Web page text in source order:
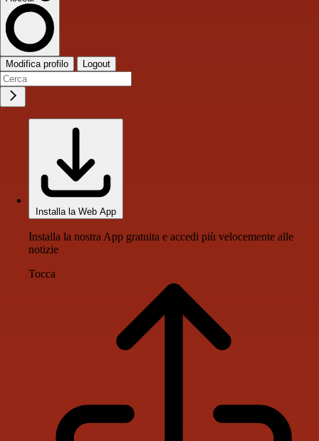
Modifica profilo Logout
Installa la Web App
Installa la nostra App gratuita e accedi più velocemente alle
notizie
Tocca